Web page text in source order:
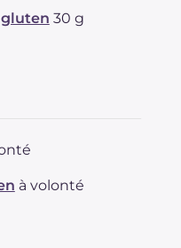
gluten 30 g
à volonté